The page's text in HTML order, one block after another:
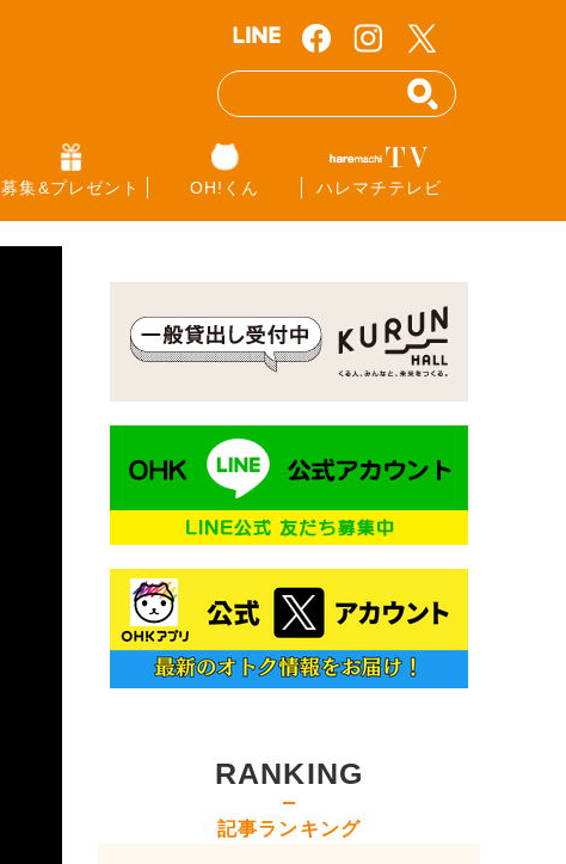
募集&プレゼント OH!くん ハレマチテレビ
RANKING
記事ランキング